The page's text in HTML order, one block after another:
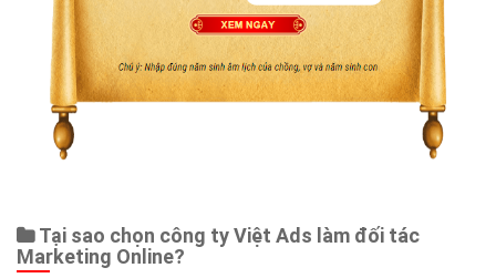
Tại sao chọn công ty Việt Ads làm đối tác
Marketing Online?